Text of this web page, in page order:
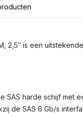
2,5″ is een
SAS harde schijf met
de SAS 6 Gb/s